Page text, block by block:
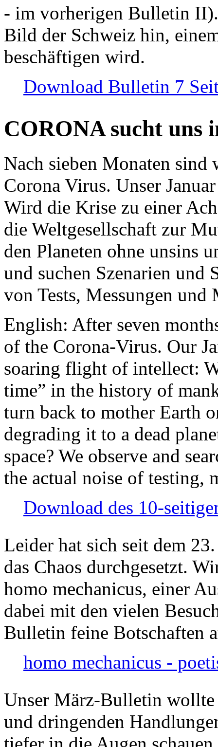
- im vorherigen Bulletin
Bild der Schweiz hin,
beschäftigen wird.
Download Bulletin 7
CORONA sucht uns
Nach sieben Monaten
Corona Virus. Unser
Wird die Krise zu einer
die Weltgesellschaft zur
den Planeten ohne unsins
und suchen Szenarien und
von Tests, Messungen und
English: After seven
of the Corona-Virus. Our
soaring flight of intellect:
time” in the history of
turn back to mother Earth
degrading it to a dead
space? We observe and
the actual noise of testing,
Download des 10-
Leider hat sich seit dem
das Chaos durchgesetzt.
homo mechanicus, einer
dabei mit den vielen
Bulletin feine Botschaften
homo mechanicus -
Unser März-Bulletin
und dringenden